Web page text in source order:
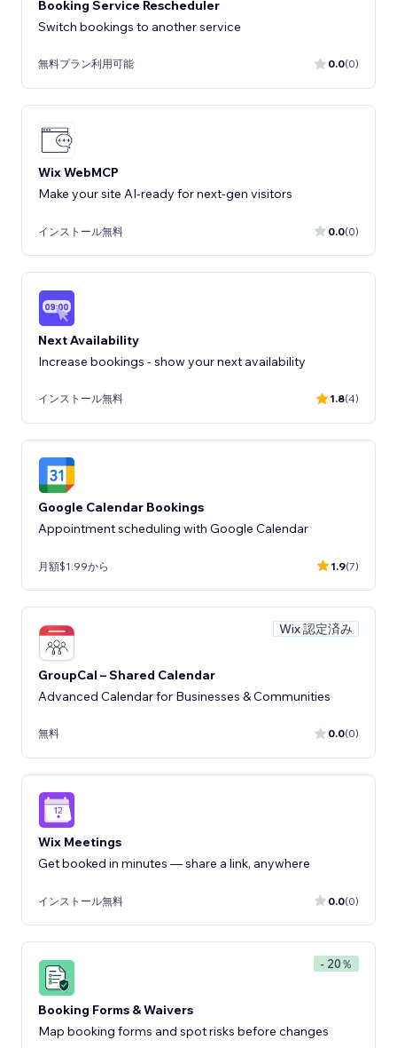
Booking Service Rescheduler
Switch bookings to another service
無料プラン利用可能 0.0(0)
Wix WebMCP
Make your site AI-ready for next-gen visitors
インストール無料 0.0(0)
Next Availability
Increase bookings - show your next availability
インストール無料 1.8(4)
Google Calendar Bookings
Appointment scheduling with Google Calendar
月額$1.99から 1.9(7)
Wix 認定済み
GroupCal – Shared Calendar
Advanced Calendar for Businesses & Communities
無料 0.0(0)
Wix Meetings
Get booked in minutes — share a link, anywhere
インストール無料 0.0(0)
- 20％
Booking Forms & Waivers
Map booking forms and spot risks before changes